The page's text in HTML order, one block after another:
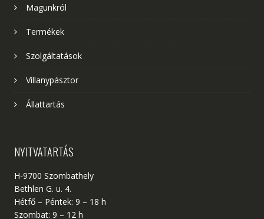
Magunkról
Termékek
Szolgáltatások
Villanypásztor
Állattartás
NYITVATARTÁS
H-9700 Szombathely
Bethlen G. u. 4.
Hétfő – Péntek: 9 – 18 h
Szombat: 9 – 12 h